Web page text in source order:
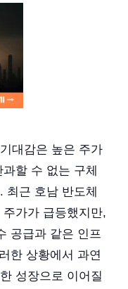
대감은 높은 주가
할 수 없는 구체
최근 호남 반도체
가가 급등했지만,
공급과 같은 인프
한 상황에서 과연
성장으로 이어질